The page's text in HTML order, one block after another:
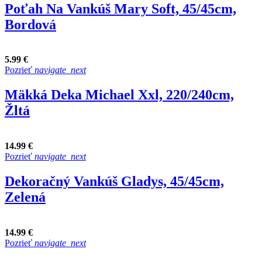
Poťah Na Vankúš Mary Soft, 45/45cm,
Bordová
5.99 €
Pozrieť navigate_next
Mäkká Deka Michael Xxl, 220/240cm,
Žltá
14.99 €
Pozrieť navigate_next
Dekoračný Vankúš Gladys, 45/45cm,
Zelená
14.99 €
Pozrieť navigate_next